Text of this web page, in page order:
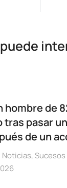
hombre de
tras pasar
de un
Noticias, Sucesos